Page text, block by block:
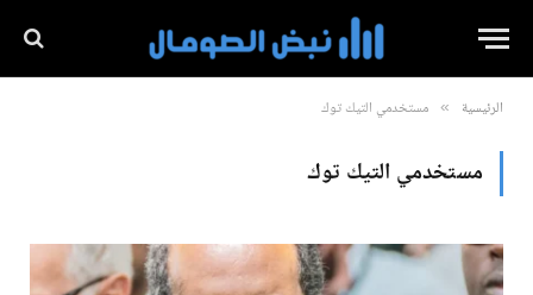
الرئيسية » مستخدمي التيك توك
مستخدمي التيك توك